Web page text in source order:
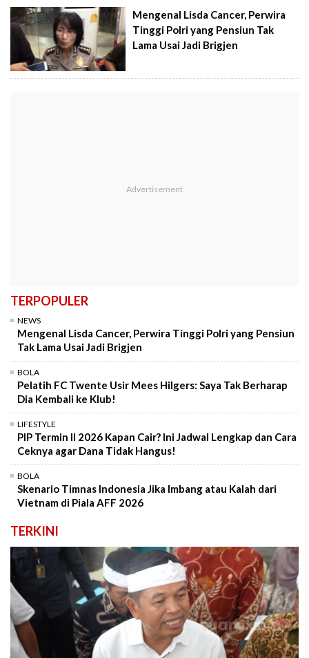
Mengenal Lisda Cancer, Perwira
Tinggi Polri yang Pensiun Tak
Lama Usai Jadi Brigjen
TERPOPULER
NEWS
Mengenal Lisda Cancer, Perwira Tinggi Polri yang Pensiun
Tak Lama Usai Jadi Brigjen
BOLA
Pelatih FC Twente Usir Mees Hilgers: Saya Tak Berharap
Dia Kembali ke Klub!
LIFESTYLE
PIP Termin II 2026 Kapan Cair? Ini Jadwal Lengkap dan Cara
Ceknya agar Dana Tidak Hangus!
BOLA
Skenario Timnas Indonesia Jika Imbang atau Kalah dari
Vietnam di Piala AFF 2026
TERKINI